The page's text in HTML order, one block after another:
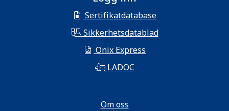
Sertifikatdatabase
Sikkerhetsdatablad
Onix Express
LADOC
Om oss